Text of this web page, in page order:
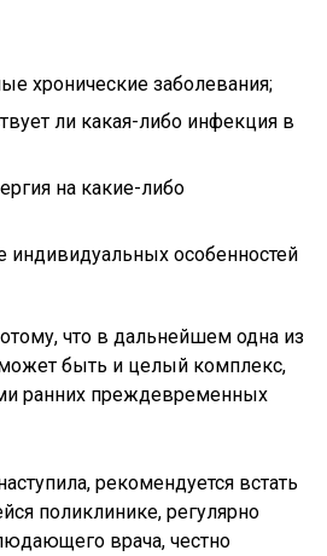
хронические заболевания;
ли какая-либо инфекция в
на какие-либо
индивидуальных особенностей
что в дальнейшем одна из
быть и целый комплекс,
ранних преждевременных
рекомендуется встать
поликлинике, регулярно
врача, честно